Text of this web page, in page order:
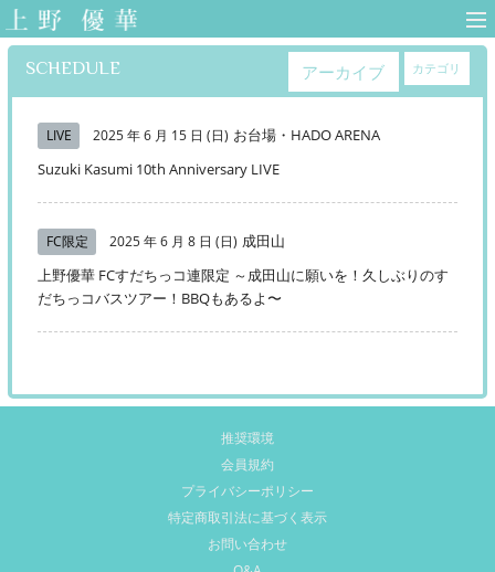
上野優華 オフィ
シャルサイト-
SCHEDULE カテゴリ
アーカイブ
LIVE 2025 年 6 月 15 日 (日) お台場・HADO ARENA
Suzuki Kasumi 10th Anniversary LIVE
FC限定 2025 年 6 月 8 日 (日) 成田山
上野優華 FCすだちっコ連限定 ～成田山に願いを！久しぶりのす
だちっコバスツアー！BBQもあるよ〜
推奨環境
会員規約
プライバシーポリシー
特定商取引法に基づく表示
お問い合わせ